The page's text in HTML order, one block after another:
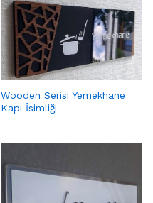
Wooden Serisi Yemekhane
Kapı İsimliği